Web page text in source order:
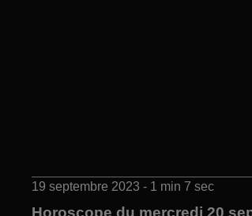
19 septembre 2023 - 1 min 7 sec
Horoscope du mercredi 20